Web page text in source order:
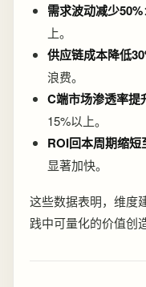
需求波动减少50%
上。
供应链成本降低
浪费。
C端市场渗透率提
15%以上。
ROI回本周期缩短
显著加快。
这些数据表明，维度
践中可量化的价值创造